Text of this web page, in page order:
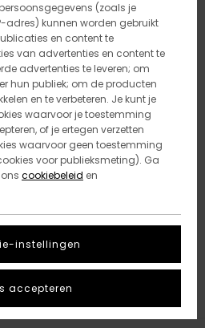
(zoals je
adres) kunnen worden gebruikt
en content te
van advertenties en content te
advertenties te leveren; om
hun publiek; om de producten
en te verbeteren. Je kunt je
waarvoor je toestemming
of je ertegen verzetten
waarvoor geen toestemming
voor publieksmeting). Ga
cookiebeleid en
instellingen
accepteren